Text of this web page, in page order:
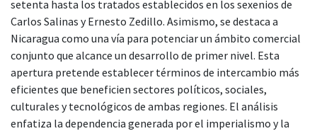
setenta hasta los tratados establecidos en los sexenios de
Carlos Salinas y Ernesto Zedillo. Asimismo, se destaca a
Nicaragua como una vía para potenciar un ámbito comercial
conjunto que alcance un desarrollo de primer nivel. Esta
apertura pretende establecer términos de intercambio más
eficientes que beneficien sectores políticos, sociales,
culturales y tecnológicos de ambas regiones. El análisis
enfatiza la dependencia generada por el imperialismo y la